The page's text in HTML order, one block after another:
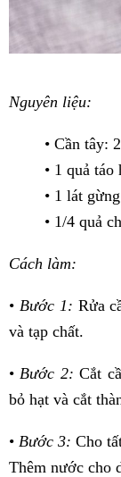
Nguyên liệu:
• Cần tây:
• 1 quả táo
• 1 lát gừng
• 1/4 quả
Cách làm:
• Bước 1: Rửa
và tạp chất.
• Bước 2: Cắt
bỏ hạt và cắt
• Bước 3: Cho
Thêm nước cho